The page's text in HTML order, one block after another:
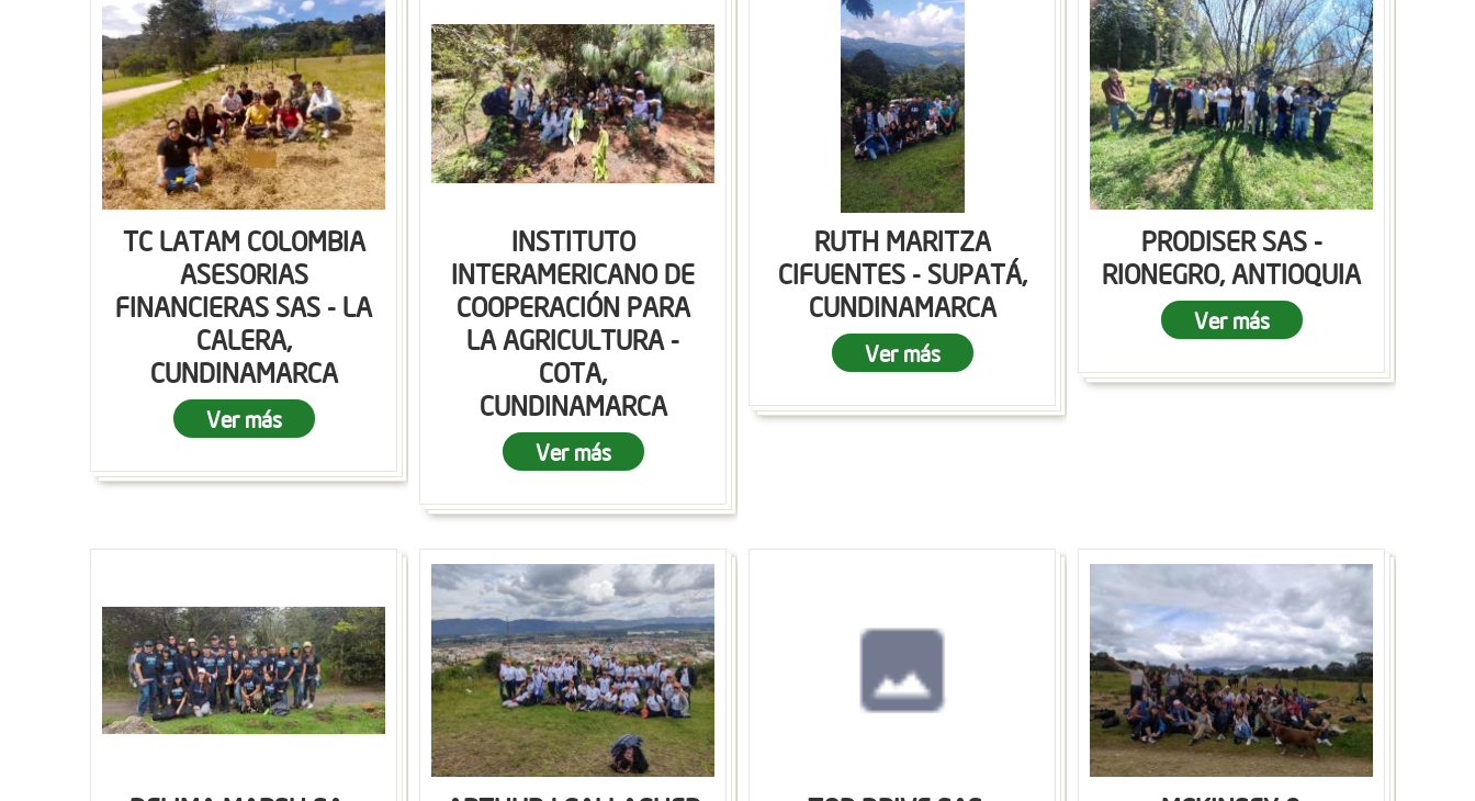
TC LATAM COLOMBIA
ASESORIAS
FINANCIERAS SAS - LA
CALERA,
CUNDINAMARCA
Ver más
INSTITUTO
INTERAMERICANO DE
COOPERACIÓN PARA
LA AGRICULTURA -
COTA,
CUNDINAMARCA
Ver más
RUTH MARITZA
CIFUENTES - SUPATÁ,
CUNDINAMARCA
Ver más
PRODISER SAS -
RIONEGRO, ANTIOQUIA
Ver más